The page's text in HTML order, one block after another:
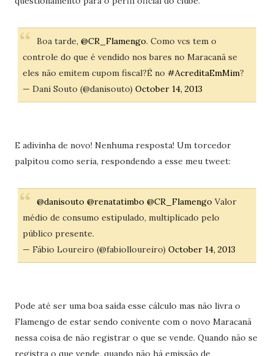
Boa tarde, @CR_Flamengo. Como vcs tem o
controle do que é vendido nos bares no Maracanã se
eles não emitem cupom fiscal?É no #AcreditaEmMim?
— Dani Souto (@danisouto) October 14, 2013
E adivinha de novo! Nenhuma resposta! Um torcedor
palpitou como seria, respondendo a esse meu tweet:
@danisouto @renatatimbo @CR_Flamengo Valor
médio de consumo estipulado, multiplicado pelo
público presente.
— Fábio Loureiro (@fabiolloureiro) October 14, 2013
Pode até ser uma boa saída esse cálculo mas não livra o
Flamengo de estar sendo conivente com o novo Maracanã
nessa coisa de não registrar o que se vende. Quando não se
registra o que vende, quando não há emissão de